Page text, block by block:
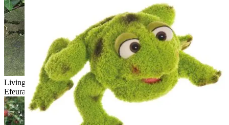
Living Puppets Handpuppe Braune Katze liegt zwischen
Efeuranken im Garten